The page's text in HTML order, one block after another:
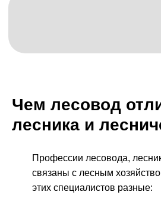
Чем лесовод
лесника и
Профессии лесовода,
связаны с лесным
этих специалистов разные: